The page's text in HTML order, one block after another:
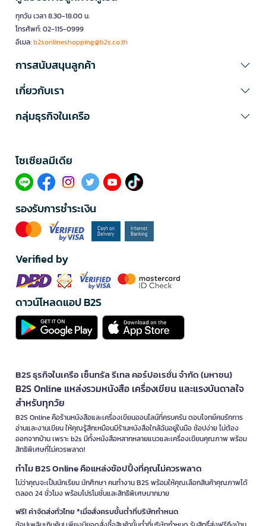
ทุกวัน เวลา 8.30-18.00 น.
โทรศัพท์: 02-115-0999
อีเมล:b2sonlineshopping@b2s.co.th
การสนับสนุนลูกค้า
เกี่ยวกับเรา
กลุ่มธุรกิจในเครือ
โซเซียลมีเดีย​
รองรับการชำระเงิน
Verified by
ดาวน์โหลดแอป B2S
B2S ธุรกิจในเครือ เซ็นทรัล รีเทล คอร์ปอเรชั่น จำกัด (มหาชน)
B2S Online แหล่งรวมหนังสือ เครื่องเขียน และแรงบันดาลใจ
สำหรับทุกวัย
B2S Online คือร้านหนังสือและเครื่องเขียนออนไลน์ที่ครบครัน ตอบโจทย์คนรักการ
อ่านและงานเขียน ให้คุณรู้สึกเหมือนมีร้านหนังสือใกล้ฉันอยู่ในมือ ช้อปง่าย ไม่ต้อง
ออกจากบ้าน เพราะ b2s มีทั้งหนังสือหลากหลายแนวและเครื่องเขียนคุณภาพ พร้อม
สิทธิพิเศษที่ไม่ควรพลาด!
ทำไม B2S Online คือแหล่งช้อปปิ้งที่คุณไม่ควรพลาด
ไม่ว่าคุณจะเป็นนักเรียน นักศึกษา คนทำงาน B2S พร้อมให้คุณเลือกสินค้าคุณภาพได้
ตลอด 24 ชั่วโมง พร้อมโปรโมชั่นและสิทธิพิเศษมากมาย
ฟรี! ค่าจัดส่งทั่วไทย *เมื่อสั่งครบขั้นต่ำที่บริษัทกำหนด